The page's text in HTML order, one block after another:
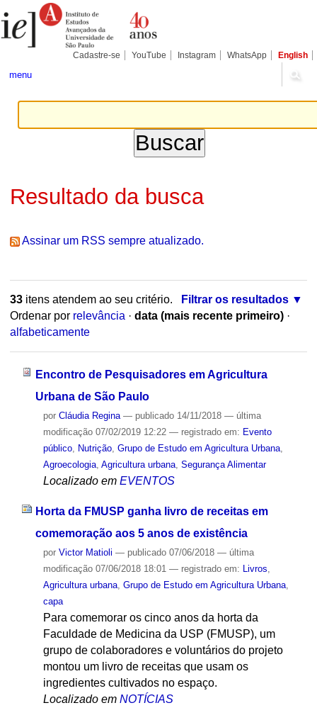
para
conteúdo.
Pessoais
Cadastre-se YouTube Instagram WhatsApp English
menu
Resultado da busca
Assinar um RSS sempre atualizado.
33itens atendem ao seu critério.
Filtrar os resultados
Ordenar por relevância · data (mais recente primeiro) ·
alfabeticamente
Encontro de Pesquisadores em Agricultura
Urbana de São Paulo
por Cláudia Regina — publicado14/11/2018 — última
modificação07/02/2019 12:22 — registrado em: Evento
público, Nutrição, Grupo de Estudo em Agricultura Urbana,
Agroecologia, Agricultura urbana, Segurança Alimentar
Localizado em EVENTOS
Horta da FMUSP ganha livro de receitas em
comemoração aos 5 anos de existência
por Victor Matioli — publicado07/06/2018 — última
modificação07/06/2018 18:01 — registrado em: Livros
Agricultura urbana, Grupo de Estudo em Agricultura Urbana,
capa
Para comemorar os cinco anos da horta da
Faculdade de Medicina da USP (FMUSP), um
grupo de colaboradores e voluntários do projeto
montou um livro de receitas que usam os
ingredientes cultivados no espaço.
Localizado em NOTÍCIAS